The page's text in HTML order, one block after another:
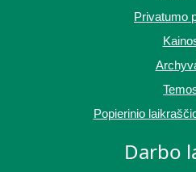
Privatumo
Popierinio
Darbo